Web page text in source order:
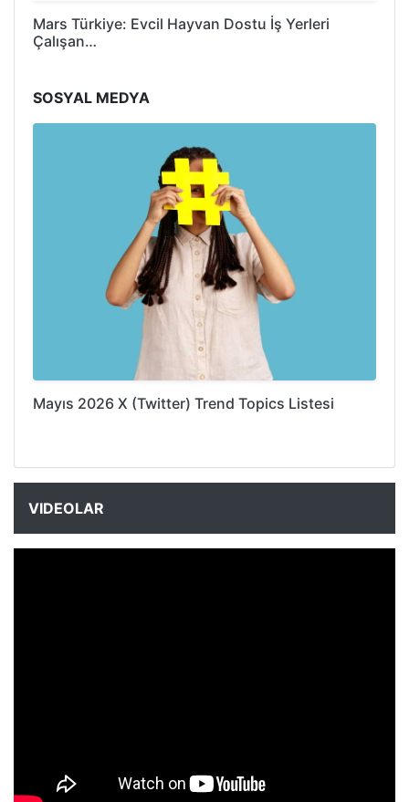
Mars Türkiye: Evcil Hayvan Dostu İş Yerleri
Çalışan…
SOSYAL MEDYA
Mayıs 2026 X (Twitter) Trend Topics Listesi
VIDEOLAR
NYXmag 2. Yaş Kutlama Etkinliği